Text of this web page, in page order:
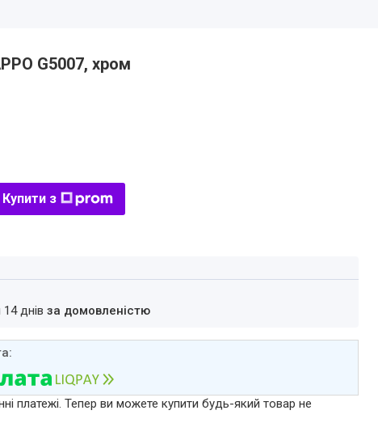
G5007, хром
Купити з
днів за домовленістю
платежі. Тепер ви можете купити будь-який товар не